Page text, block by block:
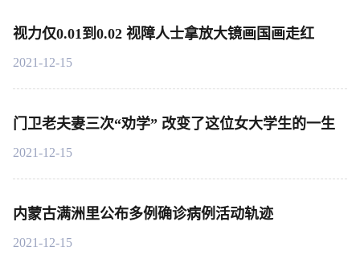
视力仅0.01到0.02 视障人士拿放大镜画国画走红
2021-12-15
门卫老夫妻三次“劝学” 改变了这位女大学生的一生
2021-12-15
内蒙古满洲里公布多例确诊病例活动轨迹
2021-12-15